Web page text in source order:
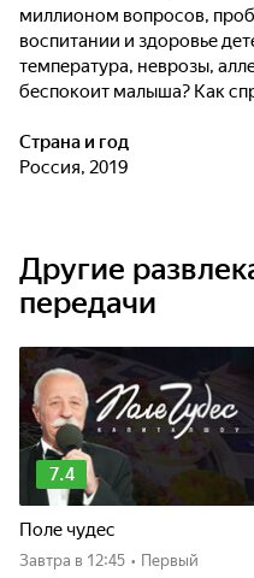
миллионом вопросов,
воспитании и здоровье
температура, неврозы,
беспокоит малыша? Как
телеведущая и мама троих
контроль и вместе с
Страна и год
Россия, 2019
Другие
передачи
7.4
Поле чудес
Завтра в 12:45 • Первый